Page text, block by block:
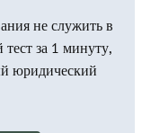
не служить в
за 1 минуту,
юридический